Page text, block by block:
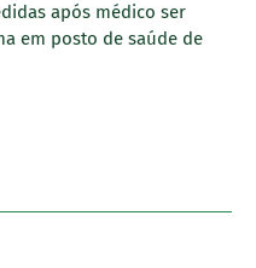
após médico ser
em posto de saúde de